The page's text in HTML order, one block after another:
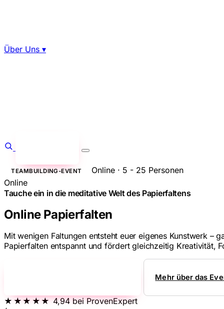
Über Uns ▾
TEAMBUILDING-EVENT
Online · 5 - 25 Personen
Online
Tauche ein in die meditative Welt des Papierfaltens
Online Papierfalten
Mit wenigen Faltungen entsteht euer eigenes Kunstwerk –
Papierfalten entspannt und fördert gleichzeitig Kreativität,
Mehr über das
★★★★★ 4,94 bei ProvenExpert